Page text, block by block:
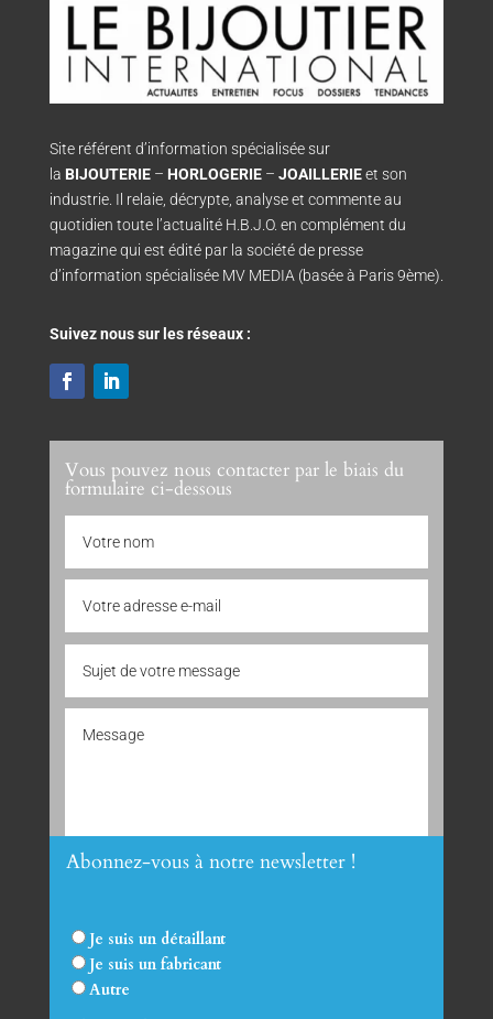
Site référent d’information spécialisée sur
la BIJOUTERIE– HORLOGERIE– JOAILLERIEet son
industrie. Il relaie, décrypte, analyse et commente au
quotidien toute l’actualité H.B.J.O. en complément du
magazine qui est édité par la société de presse
d’information spécialisée MV MEDIA (basée à Paris 9ème).
Suivez nous sur les réseaux :
Vous pouvez nous contacter par le biais du
formulaire ci-dessous
Abonnez-vous à notre newsletter !
Je suis un détaillant
Je suis un fabricant
Autre